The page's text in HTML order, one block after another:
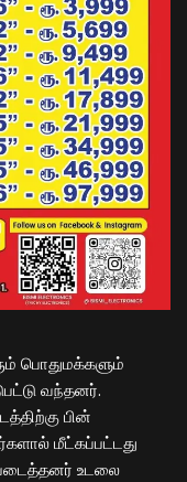
பொதுமக்களும்
வந்தனர்.
பின்
மீட்கப்பட்டது
உடலை